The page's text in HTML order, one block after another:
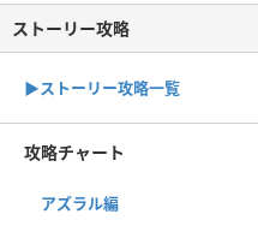
ストーリー攻略
▶︎ストーリー攻略一覧
攻略チャート
アズラル編